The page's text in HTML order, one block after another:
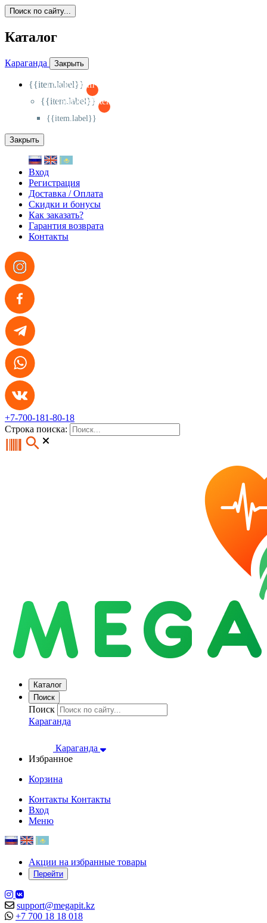
Поиск по сайту...
Каталог
Караганда Закрыть
{{item.label}}
{{activeItem==item.id?'-
{{item.label}}
{{activeSubitem==item.id?'-
{{item.label}}
Закрыть
Вход
Регистрация
Доставка / Оплата
Скидки и бонусы
Как заказать?
Гарантия возврата
Контакты
+7-700-181-80-18
Строка поиска:
Каталог
Поиск
Поиск
Караганда
Караганда
Избранное
Корзина
Контакты Контакты
Вход
Меню
Акции на избранные товары
Перейти
support@megapit.kz
+7 700 18 18 018